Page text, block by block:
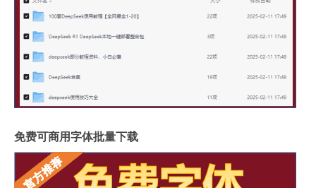
免费可商用字体批量下载